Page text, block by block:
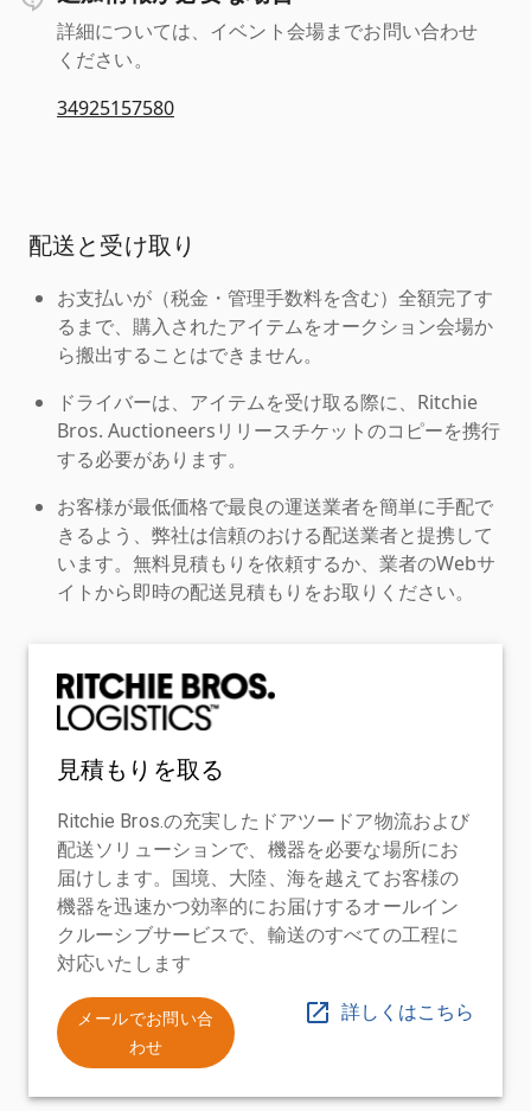
詳細については、イベント会場までお問い合わせ
ください。
34925157580
配送と受け取り
お支払いが（税金・管理手数料を含む）全額完了す
るまで、購入されたアイテムをオークション会場か
ら搬出することはできません。
ドライバーは、アイテムを受け取る際に、Ritchie
Bros. Auctioneersリリースチケットのコピーを携行
する必要があります。
お客様が最低価格で最良の運送業者を簡単に手配で
きるよう、弊社は信頼のおける配送業者と提携して
います。無料見積もりを依頼するか、業者のWebサ
イトから即時の配送見積もりをお取りください。
見積もりを取る
Ritchie Bros.の充実したドアツードア物流および
配送ソリューションで、機器を必要な場所にお
届けします。国境、大陸、海を越えてお客様の
機器を迅速かつ効率的にお届けするオールイン
クルーシブサービスで、輸送のすべての工程に
対応いたします
メールでお問い合
わせ
詳しくはこちら